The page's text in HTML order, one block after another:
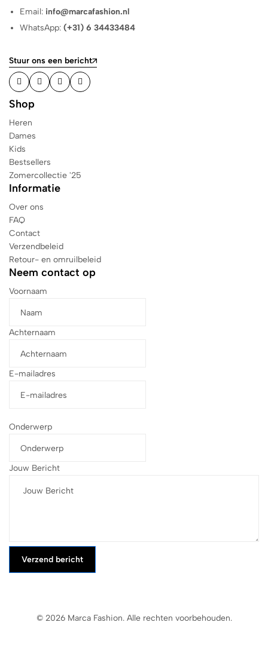
Email: info@marcafashion.nl
WhatsApp:(+31) 6 34433484
Stuur ons een bericht
Shop
Heren
Dames
Kids
Bestsellers
Zomercollectie '25
Informatie
Over ons
FAQ
Contact
Verzendbeleid
Retour- en omruilbeleid
Neem contact op
Voornaam
Achternaam
E-mailadres
Onderwerp
Jouw Bericht
Verzend bericht
© 2026 Marca Fashion. Alle rechten voorbehouden.